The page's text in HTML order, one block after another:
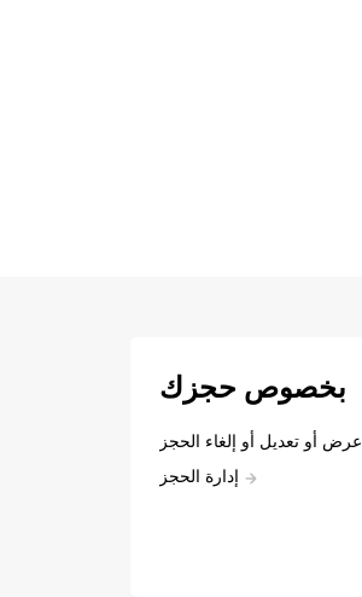
بخصوص حجزك
عرض أو تعديل أو إلغاء الحجز
إدارة الحجز